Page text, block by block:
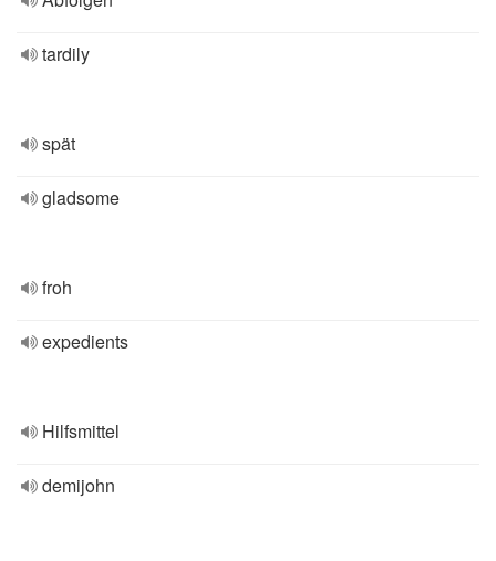
tardily
spät
gladsome
froh
expedients
Hilfsmittel
demijohn